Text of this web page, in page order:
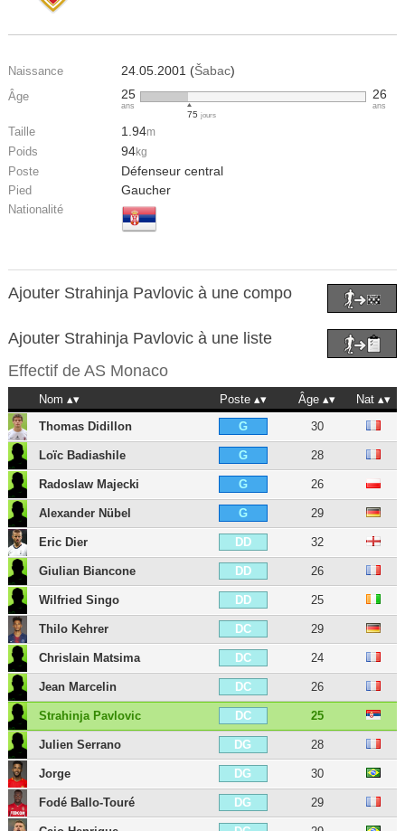
Naissance 24.05.2001 (Šabac)
Âge 25
ans
75 jours
26
ans
Taille 1.94m
Poids 94kg
Poste Défenseur central
Pied Gaucher
Nationalité
Ajouter Strahinja Pavlovic à une compo
Ajouter Strahinja Pavlovic à une liste
Effectif de AS Monaco
Nom Poste Âge
Nat
Thomas Didillon
G 30
Loïc Badiashile G 28
Radoslaw Majecki G 26
Alexander Nübel G 29
Eric Dier DD 32
Giulian Biancone DD 26
Wilfried Singo DD 25
Thilo Kehrer DC 29
Chrislain Matsima DC 24
Jean Marcelin DC 26
Strahinja Pavlovic DC 25
Julien Serrano DG 28
Jorge DG 30
Fodé Ballo-Touré DG 29